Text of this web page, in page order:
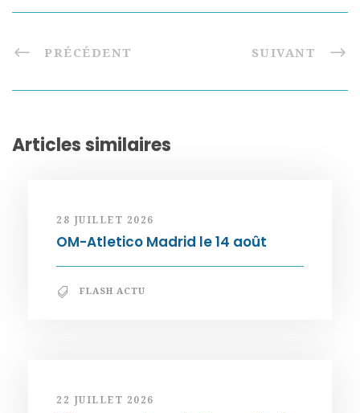
PRÉCÉDENT SUIVANT
Articles similaires
28 JUILLET 2026
OM-Atletico Madrid le 14 août
FLASH ACTU
22 JUILLET 2026